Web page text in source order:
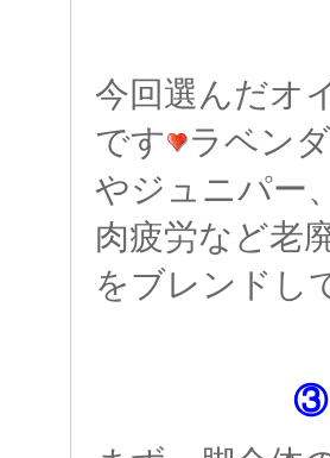
今回選んだオ
です
ラベン
やジュニパー
肉疲労など老
をブレンドし
③